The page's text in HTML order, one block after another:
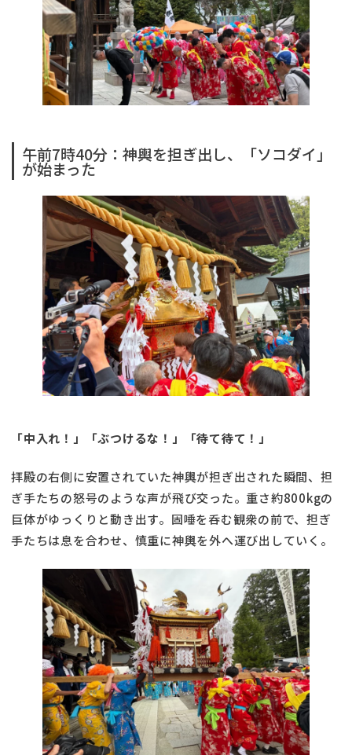
午前7時40分：神輿を担ぎ出し、「ソコダイ」
が始まった
「中入れ！」「ぶつけるな！」「待て待て！」
拝殿の右側に安置されていた神輿が担ぎ出された瞬間、担
ぎ手たちの怒号のような声が飛び交った。重さ約800kgの
巨体がゆっくりと動き出す。固唾を呑む観衆の前で、担ぎ
手たちは息を合わせ、慎重に神輿を外へ運び出していく。